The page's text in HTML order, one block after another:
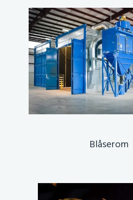
Blåserom